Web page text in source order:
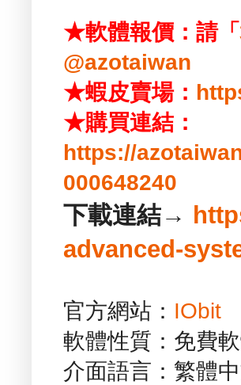
★軟體報價：請「
@azotaiwan
★蝦皮賣場：
★購買連結：
https://
000648240
下載連結→
advanced-
官方網站： IObit
軟體性質：免費
介面語言：繁體